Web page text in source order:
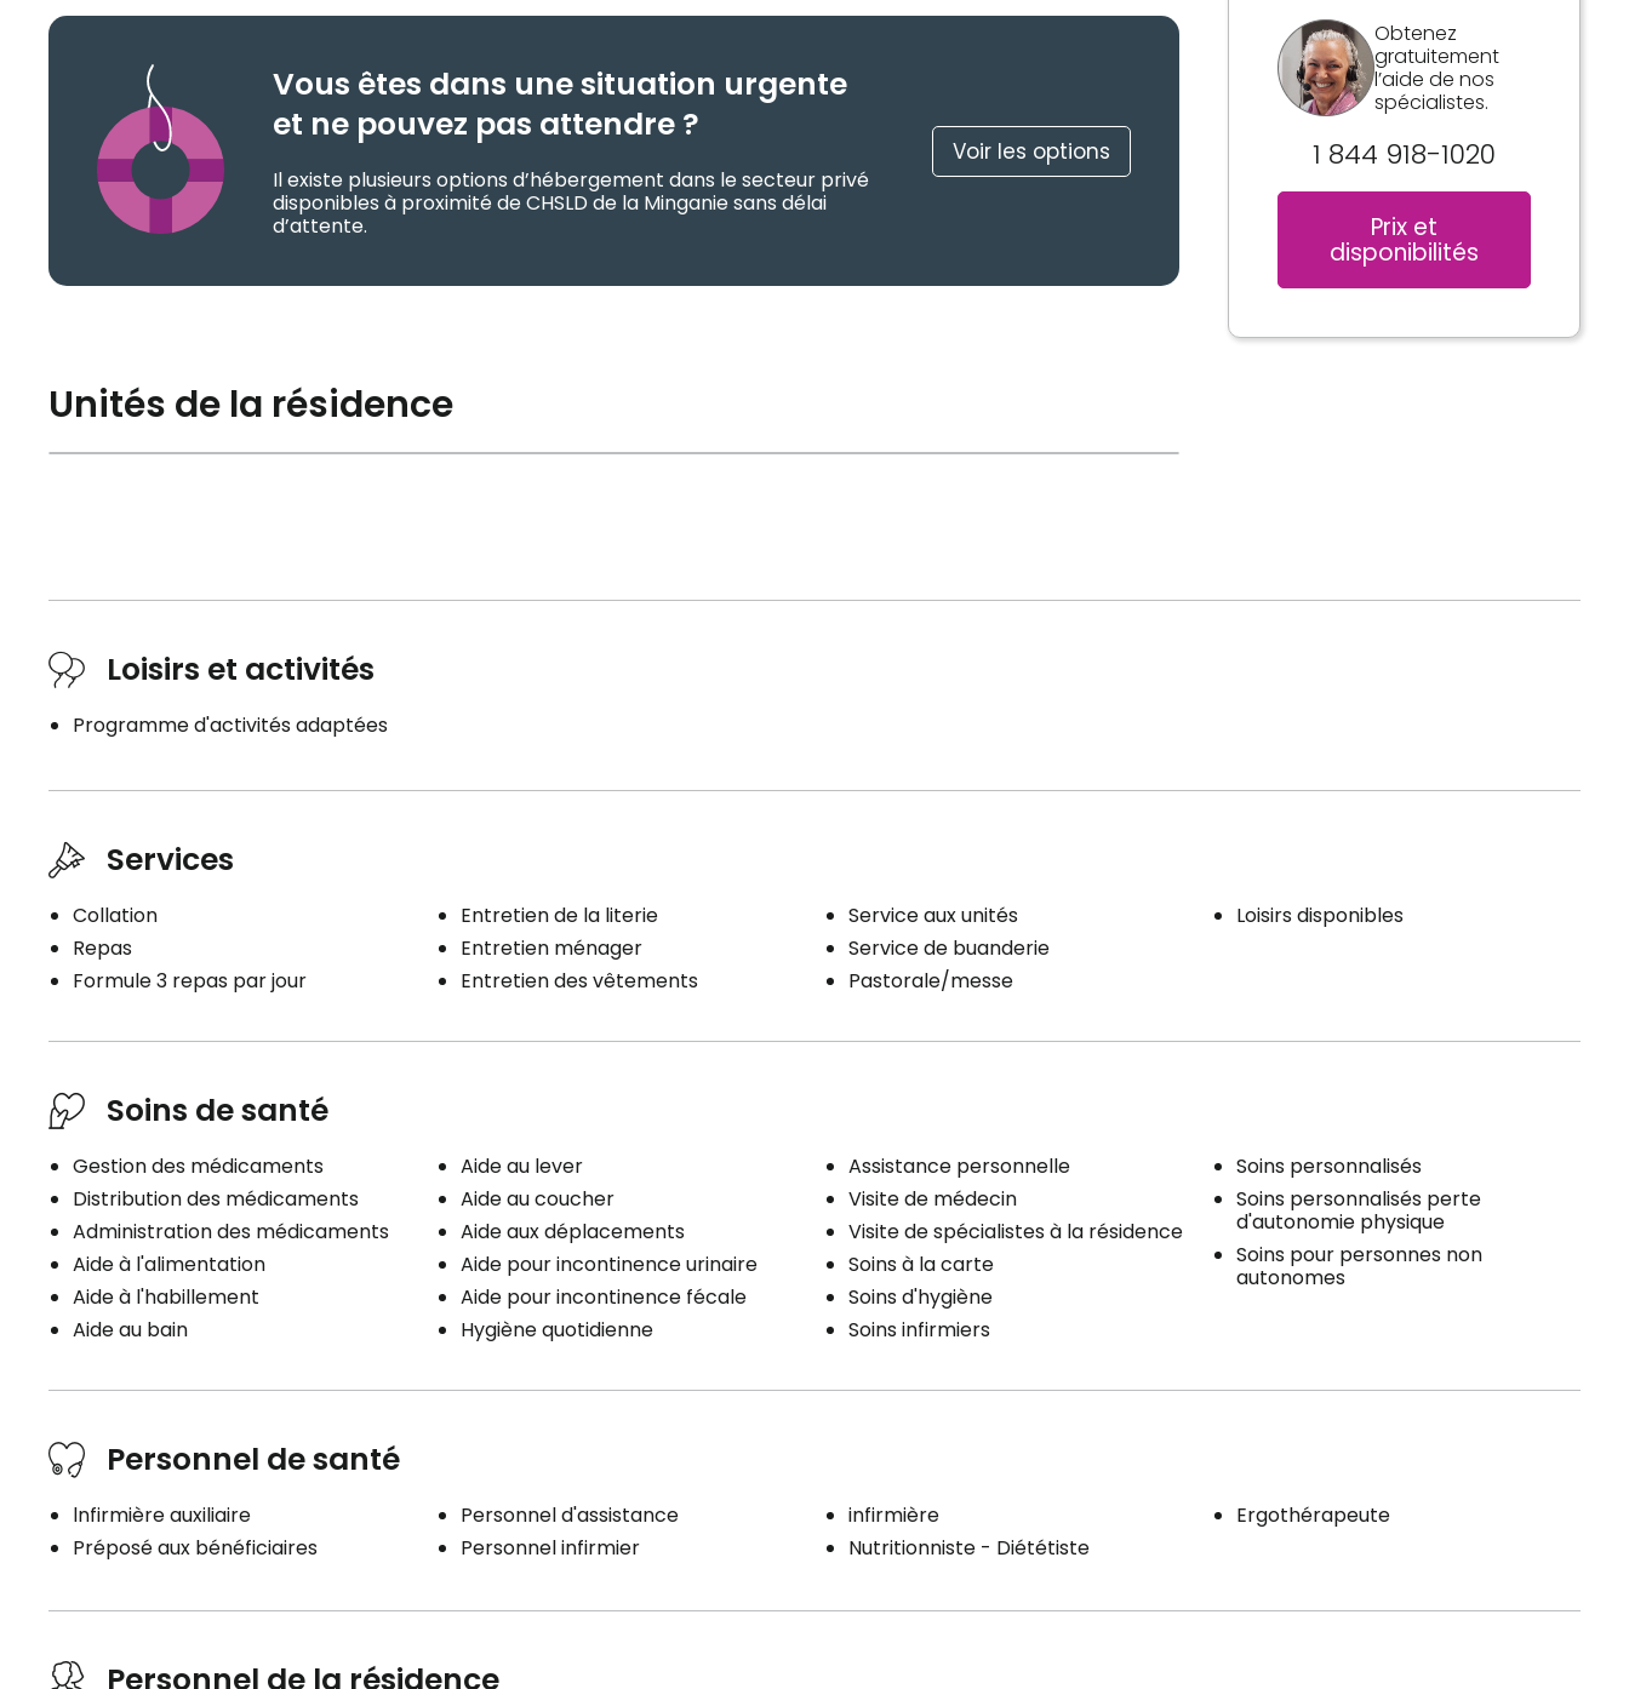
Vous êtes dans une situation urgente
et ne pouvez pas attendre ?
Il existe plusieurs options d’hébergement dans le secteur privé
disponibles à proximité de CHSLD de la Minganie sans délai
d’attente.
Voir les options
Unités de la résidence
Obtenez
gratuitement
l’aide de nos
spécialistes.
1 844 918-1020
Prix et
disponibilités
Loisirs et activités
Programme d'activités adaptées
Services
Collation
Repas
Formule 3 repas par jour
Entretien de la literie
Entretien ménager
Entretien des vêtements
Service aux unités
Service de buanderie
Pastorale/messe
Loisirs disponibles
Soins de santé
Gestion des médicaments
Distribution des médicaments
Administration des médicaments
Aide à l'alimentation
Aide à l'habillement
Aide au bain
Aide au lever
Aide au coucher
Aide aux déplacements
Aide pour incontinence urinaire
Aide pour incontinence fécale
Hygiène quotidienne
Assistance personnelle
Visite de médecin
Visite de spécialistes à la résidence
Soins à la carte
Soins d'hygiène
Soins infirmiers
Soins personnalisés
Soins personnalisés perte
d'autonomie physique
Soins pour personnes non
autonomes
Personnel de santé
lnfirmière auxiliaire
Préposé aux bénéficiaires
Personnel d'assistance
Personnel infirmier
infirmière
Nutritionniste - Diététiste
Ergothérapeute
Personnel de la résidence